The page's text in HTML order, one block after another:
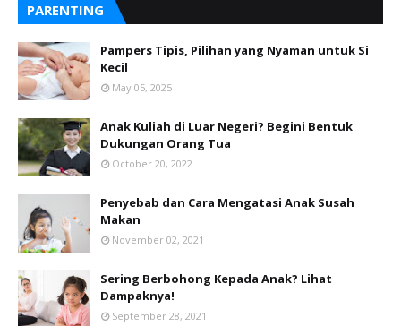
PARENTING
Pampers Tipis, Pilihan yang Nyaman untuk Si
Kecil
May 05, 2025
Anak Kuliah di Luar Negeri? Begini Bentuk
Dukungan Orang Tua
October 20, 2022
Penyebab dan Cara Mengatasi Anak Susah
Makan
November 02, 2021
Sering Berbohong Kepada Anak? Lihat
Dampaknya!
September 28, 2021